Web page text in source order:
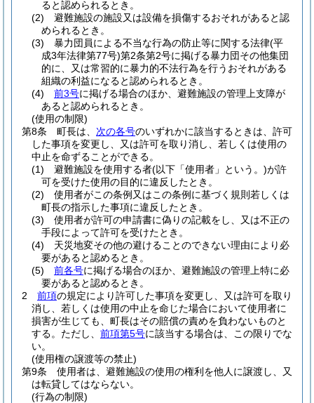
ると認められるとき。
(2)
避難施設の施設又は設備を損傷するおそれがあると認
められるとき。
(3)
暴力団員による不当な行為の防止等に関する法律(平
成3年法律第77号)第2条第2号に掲げる暴力団その他集団
的に、又は常習的に暴力的不法行為を行うおそれがある
組織の利益になると認められるとき。
(4)
前3号に掲げる場合のほか、避難施設の管理上支障が
あると認められるとき。
(使用の制限)
第8条
町長は、 次の各号のいずれかに該当するときは、許可
した事項を変更し、又は許可を取り消し、若しくは使用の
中止を命ずることができる。
(1)
避難施設を使用する者(以下「使用者」という。)が許
可を受けた使用の目的に違反したとき。
(2)
使用者がこの条例又はこの条例に基づく規則若しくは
町長の指示した事項に違反したとき。
(3)
使用者が許可の申請書に偽りの記載をし、又は不正の
手段によって許可を受けたとき。
(4)
天災地変その他の避けることのできない理由により必
要があると認めるとき。
(5)
前各号に掲げる場合のほか、避難施設の管理上特に必
要があると認めるとき。
2
前項の規定により許可した事項を変更し、又は許可を取り
消し、若しくは使用の中止を命じた場合において使用者に
損害が生じても、町長はその賠償の責めを負わないものと
する。 ただし、 前項第5号に該当する場合は、この限りでな
い。
(使用権の譲渡等の禁止)
第9条
使用者は、避難施設の使用の権利を他人に譲渡し、又
は転貸してはならない。
(行為の制限)